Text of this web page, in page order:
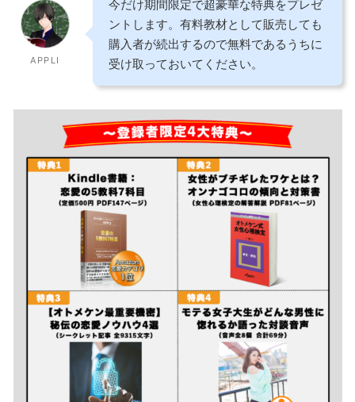
APPLI
今だけ期間限定で超豪華な特典をプレゼ
ントします。有料教材として販売しても
購入者が続出するので無料であるうちに
受け取っておいてください。